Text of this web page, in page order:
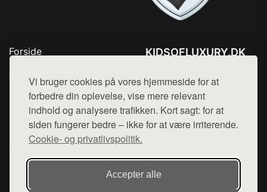
Vi bruger cookies på vores hjemmeside for at
forbedre din oplevelse, vise mere relevant
indhold og analysere trafikken. Kort sagt: for at
siden fungerer bedre – ikke for at være irriterende.
Cookie- og privatlivspolitik.
Accepter alle
Forside
Top Rabatter
Kontakt
KIDSOFLUXURY.DK
Mail: hej@want.dk
Cookie- og privatlivspolitik
Denne side er en del af want.dk, der udgiver en række
hjemmesider med præsentation af forskellige produkter fra